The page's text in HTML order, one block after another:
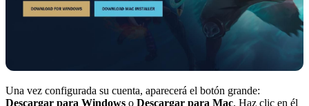
Una vez configurada su cuenta, aparecerá el botón grande:
Descargar para Windows o Descargar para Mac. Haz clic en él